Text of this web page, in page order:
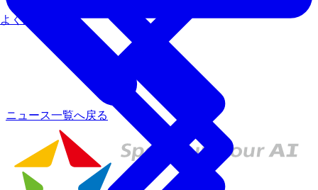
よくあるご質問
ニュース一覧へ戻る